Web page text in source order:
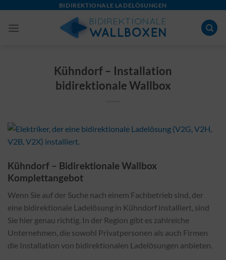
content
BIDIREKTIONALE LADELÖSUNGEN
Kühndorf – Installation
bidirektionale Wallbox
Kühndorf – Bidirektionale Wallbox
Komplettangebot
Wenn Sie auf der Suche nach einem Fachbetrieb sind, der
eine bidirektionale Ladelösung in Kühndorf installiert, sind
Sie hier genau richtig. In der Region gibt es zahlreiche
Unternehmen, die sowohl Privatpersonen als auch Firmen
die Installation von bidirektionalen Ladelösungen anbieten.